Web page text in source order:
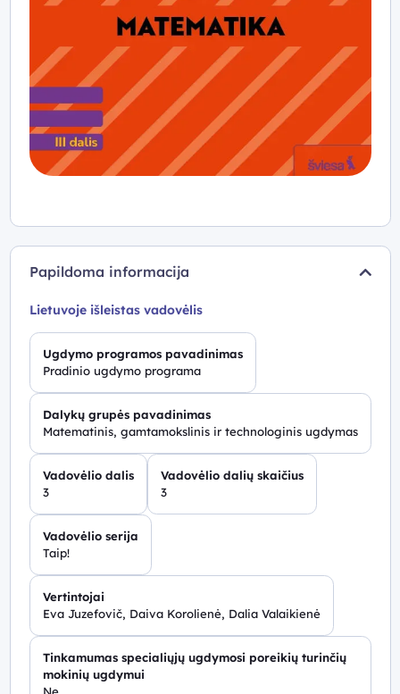
Papildoma informacija
Lietuvoje išleistas vadovėlis
Ugdymo programos pavadinimas
Pradinio ugdymo programa
Dalykų grupės pavadinimas
Matematinis, gamtamokslinis ir technologinis ugdymas
Vadovėlio dalis
3
Vadovėlio dalių skaičius
3
Vadovėlio serija
Taip!
Vertintojai
Eva Juzefovič, Daiva Korolienė, Dalia Valaikienė
Tinkamumas specialiųjų ugdymosi poreikių turinčių
mokinių ugdymui